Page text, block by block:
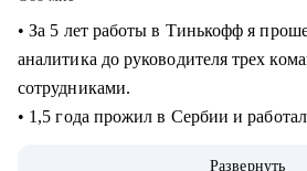
• За 5 лет работы в Тинькофф я
аналитика до руководителя трех
сотрудниками.
• 1,5 года прожил в Сербии и
Развернуть